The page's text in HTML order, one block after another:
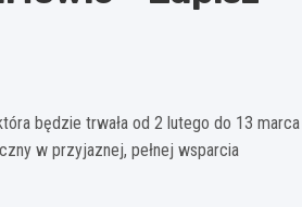
będzie trwała od 2 lutego do 13 marca
w przyjaznej, pełnej wsparcia